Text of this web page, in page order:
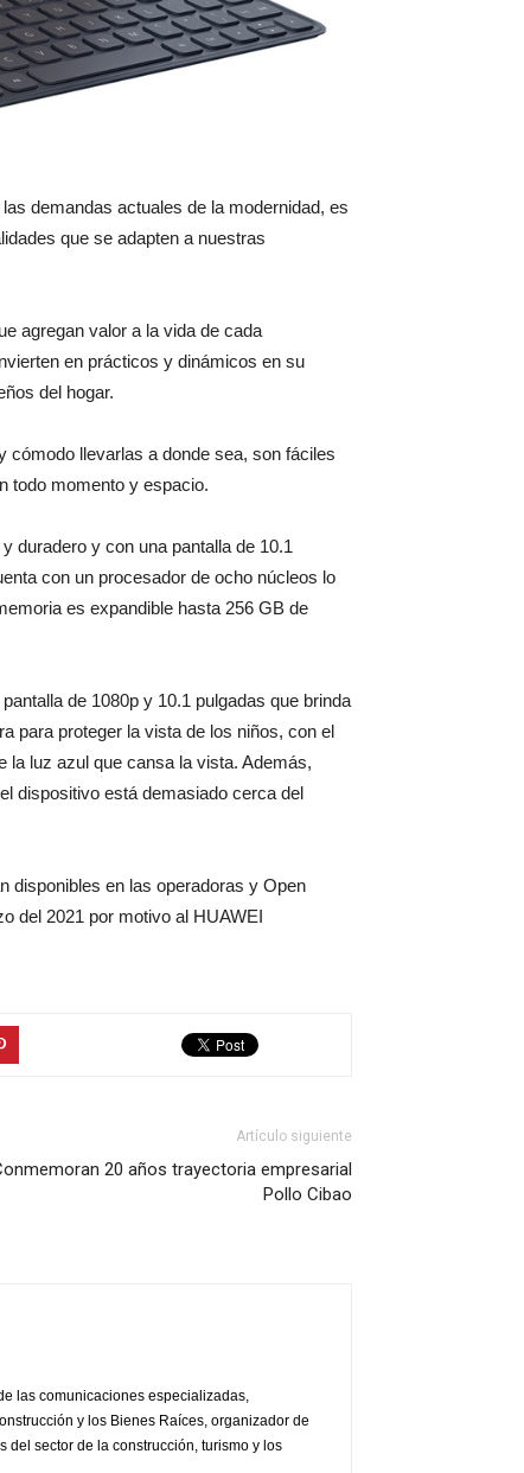
demandas actuales de la modernidad, es
que se adapten a nuestras
agregan valor a la vida de cada
en prácticos y dinámicos en su
del hogar.
cómodo llevarlas a donde sea, son fáciles
todo momento y espacio.
duradero y con una pantalla de 10.1
con un procesador de ocho núcleos lo
es expandible hasta 256 GB de
de 1080p y 10.1 pulgadas que brinda
para proteger la vista de los niños, con el
la luz azul que cansa la vista. Además,
dispositivo está demasiado cerca del
disponibles en las operadoras y Open
del 2021 por motivo al HUAWEI
Artículo siguiente
20 años trayectoria empresarial
Pollo Cibao
las comunicaciones especializadas,
y los Bienes Raíces, organizador de
del sector de la construcción, turismo y los